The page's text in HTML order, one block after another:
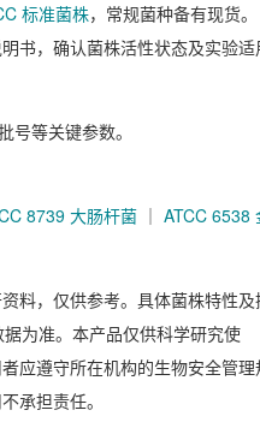
标准菌株，常规菌种备有现货。
书，确认菌株活性状态及实验适
号等关键参数。
8739 大肠杆菌 ｜ ATCC 6538
料，仅供参考。具体菌株特性及
为准。本产品仅供科学研究使
应遵守所在机构的生物安全管理
承担责任。